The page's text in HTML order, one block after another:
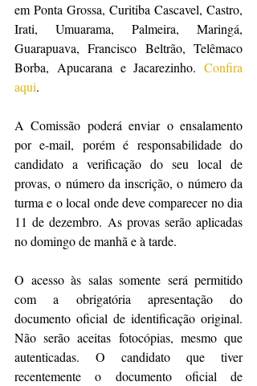
em Ponta Grossa, Curitiba Cascavel, Castro,
Irati, Umuarama, Palmeira, Maringá,
Guarapuava, Francisco Beltrão, Telêmaco
Borba, Apucarana e Jacarezinho. Confira
aqui.
A Comissão poderá enviar o ensalamento
por e-mail, porém é responsabilidade do
candidato a verificação do seu local de
provas, o número da inscrição, o número da
turma e o local onde deve comparecer no dia
11 de dezembro. As provas serão aplicadas
no domingo de manhã e à tarde.
O acesso às salas somente será permitido
com a obrigatória apresentação do
documento oficial de identificação original.
Não serão aceitas fotocópias, mesmo que
autenticadas. O candidato que tiver
recentemente o documento oficial de